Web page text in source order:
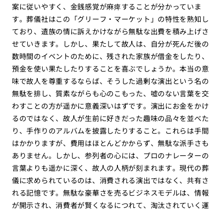
案に従いやすく、金銭感覚が麻痺することが分かっていま
す。葬儀社はこの「グリーフ・マーケット」の特性を熟知し
ており、遺族の情に訴えかけながら無駄な出費を積み上げさ
せていきます。しかし、果たして故人は、自分が死んだ後の
数時間のイベントのために、残された家族が借金をしたり、
預金を使い果たしたりすることを喜ぶでしょうか。本当の意
味で故人を尊重するならば、そうした過剰な演出という名の
無駄を排し、質素ながらも心のこもった、嘘のない言葉を交
わすことの方が遥かに意義深いはずです。演出にお金をかけ
るのではなく、故人が生前に好きだった趣味の品々を並べた
り、手作りのアルバムを披露したりすること。これらは手間
はかかりますが、費用はほとんどかからず、無駄な派手さも
ありません。しかし、参列者の心には、プロのナレーターの
言葉よりも遥かに深く、故人の人柄が刻まれます。現代の葬
儀に求められているのは、消費される演出ではなく、共有さ
れる記憶です。無駄な豪華さを売るビジネスモデルは、情報
が開示され、消費者が賢くなるにつれて、淘汰されていく運